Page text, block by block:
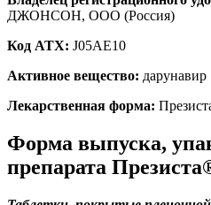
ДЖОНСОН, ООО (Россия)
Код ATX: J05AE10
Активное вещество: дарунавир
Лекарственная форма:
Форма выпуска,
препарата